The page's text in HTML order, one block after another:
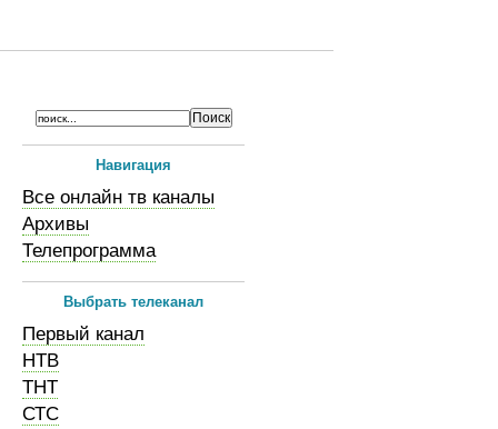
Навигация
Все онлайн тв каналы
Архивы
Телепрограмма
Выбрать телеканал
Первый канал
НТВ
ТНТ
СТС